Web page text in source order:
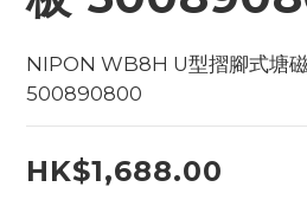
NIPON WB8H U型摺腳式塘
500890800
HK$1,688.00